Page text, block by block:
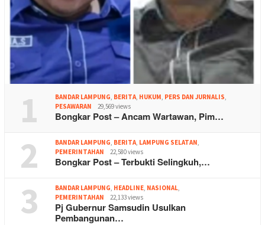
1 BANDAR LAMPUNG, BERITA, HUKUM, PERS DAN JURNALIS,
PESAWARAN
29,569 views
Bongkar Post – Ancam Wartawan, Pim…
2 BANDAR LAMPUNG, BERITA, LAMPUNG SELATAN,
PEMERINTAHAN
22,580 views
Bongkar Post – Terbukti Selingkuh,…
3 BANDAR LAMPUNG, HEADLINE, NASIONAL,
PEMERINTAHAN
22,133 views
Pj Gubernur Samsudin Usulkan
Pembangunan…